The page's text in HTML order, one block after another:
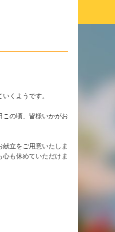
くようです。
この頃、皆様いかがお
立をご用意いたしま
も休めていただけま